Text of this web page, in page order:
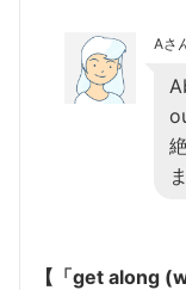
Aさ
【「get along